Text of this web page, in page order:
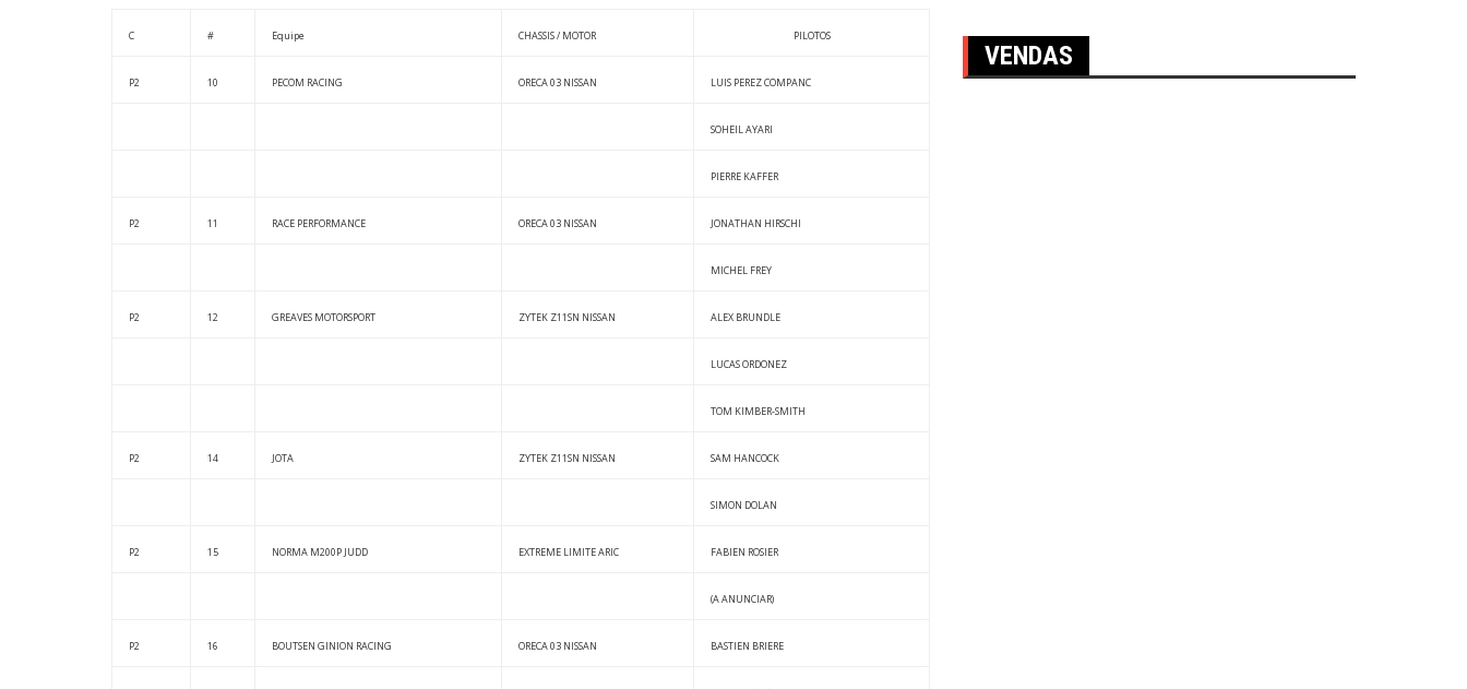
C # Equipe CHASSIS / MOTOR PILOTOS
P2 10 PECOM RACING ORECA 03 NISSAN LUIS PEREZ COMPANC
SOHEIL AYARI
PIERRE KAFFER
P2 11 RACE PERFORMANCE ORECA 03 NISSAN JONATHAN HIRSCHI
MICHEL FREY
P2 12 GREAVES MOTORSPORT ZYTEK Z11SN NISSAN ALEX BRUNDLE
LUCAS ORDONEZ
TOM KIMBER-SMITH
P2 14 JOTA ZYTEK Z11SN NISSAN SAM HANCOCK
SIMON DOLAN
P2 15 NORMA M200P JUDD EXTREME LIMITE ARIC FABIEN ROSIER
(A ANUNCIAR)
P2 16 BOUTSEN GINION RACING ORECA 03 NISSAN BASTIEN BRIERE
VENDAS